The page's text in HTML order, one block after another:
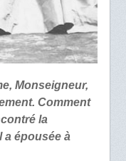
Monseigneur,
Comment
la
a épousée à